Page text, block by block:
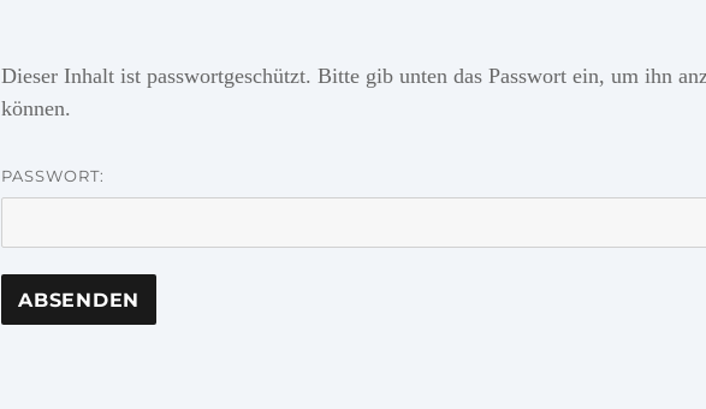
Dieser Inhalt ist passwortgeschützt. Bitte gib unten das Passwort ein, um ihn
können.
PASSWORT: